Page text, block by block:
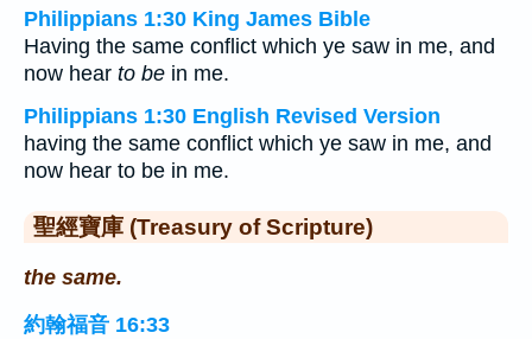
Philippians 1:30 King James Bible
Having the same conflict which ye saw in me, and
now hear to be in me.
Philippians 1:30 English Revised Version
having the same conflict which ye saw in me, and
now hear to be in me.
聖經寶庫 (Treasury of Scripture)
the same.
約翰福音 16:33